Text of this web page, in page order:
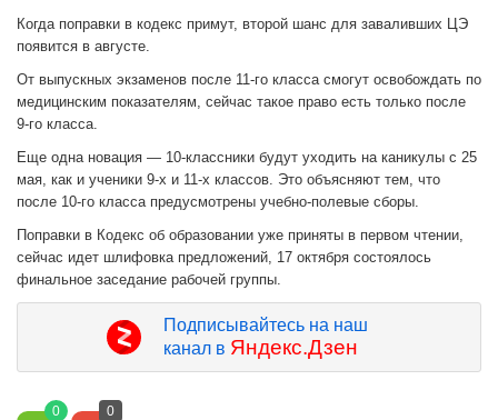
Когда поправки в кодекс примут, второй шанс для заваливших ЦЭ
появится в августе.
От выпускных экзаменов после 11-го класса смогут освобождать по
медицинским показателям, сейчас такое право есть только после
9-го класса.
Еще одна новация — 10-классники будут уходить на каникулы с 25
мая, как и ученики 9-х и 11-х классов. Это объясняют тем, что
после 10-го класса предусмотрены учебно-полевые сборы.
Поправки в Кодекс об образовании уже приняты в первом чтении,
сейчас идет шлифовка предложений, 17 октября состоялось
финальное заседание рабочей группы.
Подписывайтесь на наш
канал в Яндекс.Дзен
0 0